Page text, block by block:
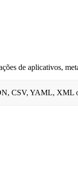
de aplicativos,
CSV, YAML, XML